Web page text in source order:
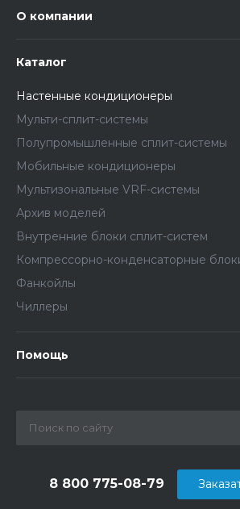
О компании
Каталог
Настенные кондиционеры
Мульти-сплит-системы
Полупромышленные сплит-системы
Мобильные кондиционеры
Мультизональные VRF-системы
Архив моделей
Внутренние блоки сплит-систем
Компрессорно-конденсаторные
Фанкойлы
Чиллеры
Помощь
8 800 775-08-79